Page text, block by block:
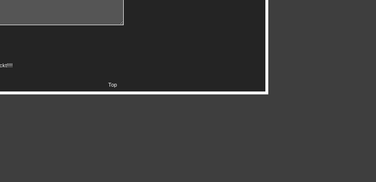
Top